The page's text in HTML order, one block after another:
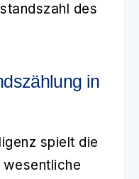
des
in
spielt die
wesentliche